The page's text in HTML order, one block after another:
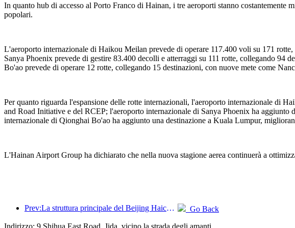
In quanto hub di accesso al Porto Franco di Hainan, i tre aeroporti stanno
popolari.
L'aeroporto internazionale di Haikou Meilan prevede di operare 117.400 voli su 171
Sanya Phoenix prevede di gestire 83.400 decolli e atterraggi su 111 rotte, collegando
Bo'ao prevede di operare 12 rotte, collegando 15 destinazioni, con nuove mete come
Per quanto riguarda l'espansione delle rotte internazionali, l'aeroporto internazionale di
and Road Initiative e del RCEP; l'aeroporto internazionale di Sanya Phoenix ha
internazionale di Qionghai Bo'ao ha aggiunto una destinazione a Kuala Lumpur,
L'Hainan Airport Group ha dichiarato che nella nuova stagione aerea continuerà a
Prev:La struttura principale del Beijing Haichang Ocean Park dovrebbe raggiungere la sommità entro la fine dell'anno, con il completamento e l'apertura previsti per il 2027.
Go Back
Indirizzo: 9 Shihua East Road, Jida, vicino la strada degli amanti